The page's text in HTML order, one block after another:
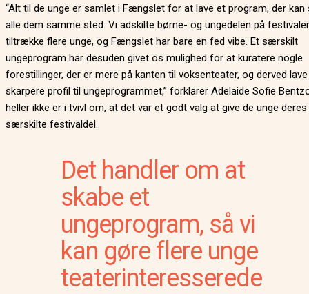
“Alt til de unge er samlet i Fængslet for at lave et program, der kan
alle dem samme sted. Vi adskilte børne- og ungedelen på
tiltrække flere unge, og Fængslet har bare en fed vibe. Et særskilt
ungeprogram har desuden givet os mulighed for at kuratere nogle
forestillinger, der er mere på kanten til voksenteater, og derved
skarpere profil til ungeprogrammet,” forklarer Adelaide Sofie
heller ikke er i tvivl om, at det var et godt valg at give de unge
særskilte festivaldel.
Det handler om at
skabe et
ungeprogram, så vi
kan gøre flere unge
teaterinteresserede